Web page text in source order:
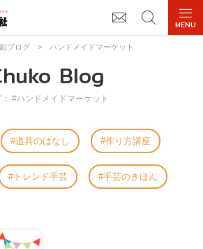
ブログ > ハンドメイドマーケット
Blog
： #ハンドメイドマーケット
道具のはなし 作り方講座
トレンド手芸 手芸のきほん